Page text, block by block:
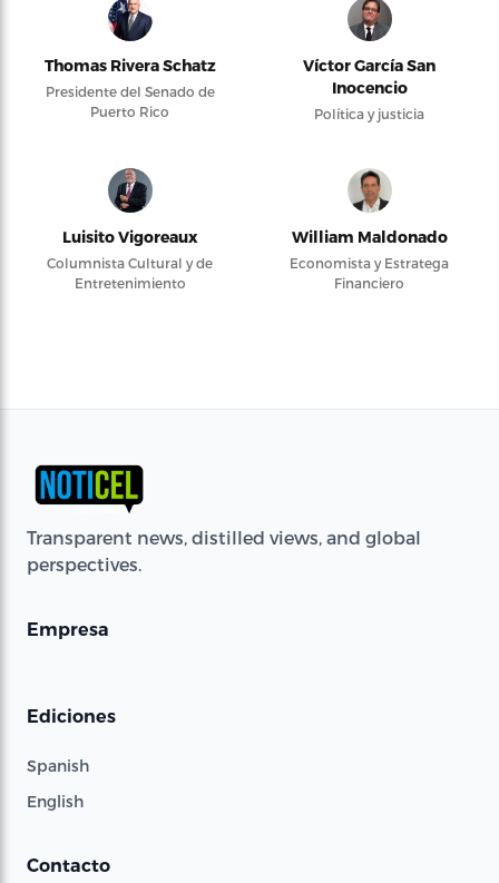
Thomas Rivera Schatz
Presidente del Senado de
Puerto Rico
Víctor García San
Inocencio
Política y justicia
Luisito Vigoreaux
Columnista Cultural y de
Entretenimiento
William Maldonado
Economista y Estratega
Financiero
Transparent news, distilled views, and global
perspectives.
Empresa
Ediciones
Spanish
English
Contacto